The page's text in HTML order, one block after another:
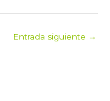
Entrada siguiente →